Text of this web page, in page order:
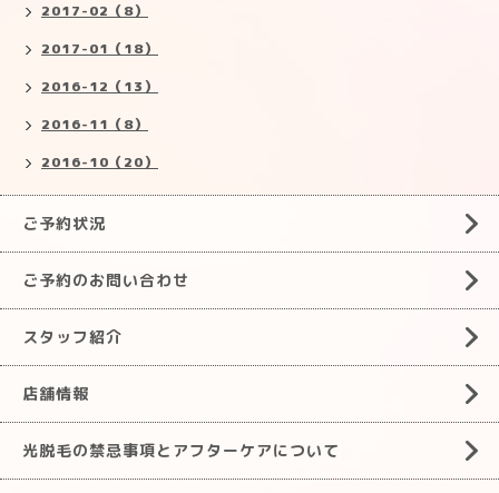
2017-02（8）
2017-01（18）
2016-12（13）
2016-11（8）
2016-10（20）
ご予約状況
ご予約のお問い合わせ
スタッフ紹介
店舗情報
光脱毛の禁忌事項とアフターケアについて